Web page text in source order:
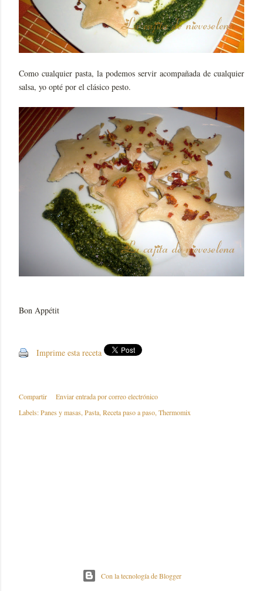
Como cualquier pasta, la podemos servir acompañada de cualquier
salsa, yo opté por el clásico pesto.
Bon Appétit
Imprime esta receta
Compartir
Enviar entrada por correo electrónico
Labels:Panes y masas Pasta Receta paso a paso Thermomix
Con la tecnología de Blogger